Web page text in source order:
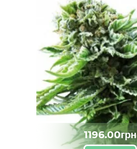
1196.00грн